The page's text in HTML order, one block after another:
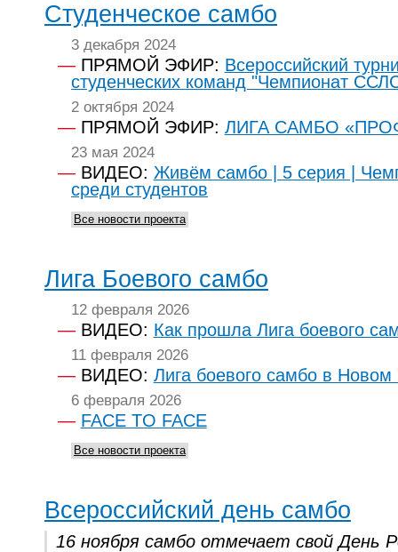
Студенческое самбо
3 декабря 2024
ПРЯМОЙ ЭФИР: Всероссийский
студенческих команд "Чемпионат
2 октября 2024
ПРЯМОЙ ЭФИР: ЛИГА САМБО
23 мая 2024
ВИДЕО: Живём самбо | 5 серия |
среди студентов
Все новости проекта
Лига Боевого самбо
12 февраля 2026
ВИДЕО: Как прошла Лига боевого
11 февраля 2026
ВИДЕО: Лига боевого самбо в Новом
6 февраля 2026
FACE TO FACE
Все новости проекта
Всероссийский день самбо
16 ноября самбо отмечает свой День